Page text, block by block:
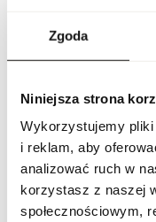
Zgoda
Niniejsza strona
Wykorzystujemy
i reklam, aby
analizować ruch w
korzystasz z naszej
społecznościowym,
Men to perfumy
kremowo-drzewną